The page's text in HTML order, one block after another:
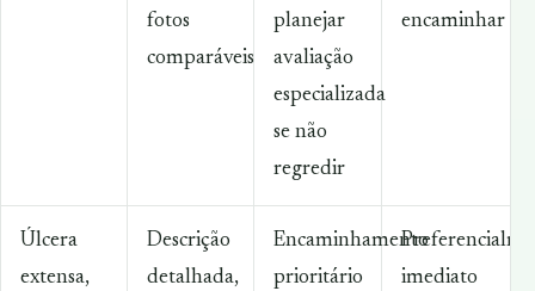
fotos
comparáveis
planejar
avaliação
especializada
se não
regredir
encaminhar
Úlcera
extensa,
Descrição
detalhada,
Encaminhamento
prioritário
imediato